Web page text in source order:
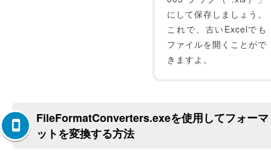
にして保存しましょう。
これで、古いExcelでも
ファイルを開くことがで
きますよ。
FileFormatConverters.exeを使用してフォーマ
ットを変換する方法